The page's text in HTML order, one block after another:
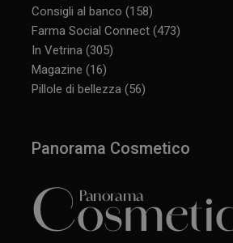
Consigli al banco (158)
Farma Social Connect (473)
In Vetrina (305)
Magazine (16)
Pillole di bellezza (56)
Panorama Cosmetico